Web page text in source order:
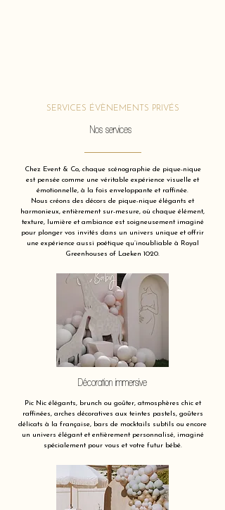
SERVICES ÉVÈNEMENTS PRIVÉS
Nos services
Chez Event & Co, chaque scénographie de pique-nique
est pensée comme une véritable expérience visuelle et
émotionnelle, à la fois enveloppante et raffinée.
Nous créons des décors de pique-nique élégants et
harmonieux, entièrement sur-mesure, où chaque élément,
texture, lumière et ambiance est soigneusement imaginé
pour plonger vos invités dans un univers unique et offrir
une expérience aussi poétique qu’inoubliable à Royal
Greenhouses of Laeken 1020.
Décoration immersive
Pic Nic élégants, brunch ou goûter, atmosphères chic et
raffinées, arches décoratives aux teintes pastels, goûters
délicats à la française, bars de mocktails subtils ou encore
un univers élégant et entièrement personnalisé, imaginé
spécialement pour vous et votre futur bébé.